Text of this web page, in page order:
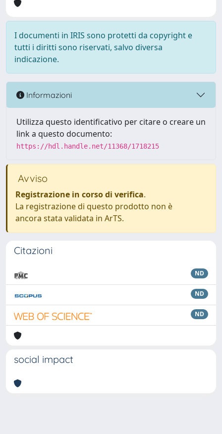
I documenti in IRIS sono protetti da copyright e
tutti i diritti sono riservati, salvo diversa
indicazione.
Informazioni
Utilizza questo identificativo per citare o creare un
link a questo documento:
https://hdl.handle.net/11368/1718215
Avviso
Registrazione in corso di verifica.
La registrazione di questo prodotto non è
ancora stata validata in ArTS.
Citazioni
ND
ND
ND
social impact